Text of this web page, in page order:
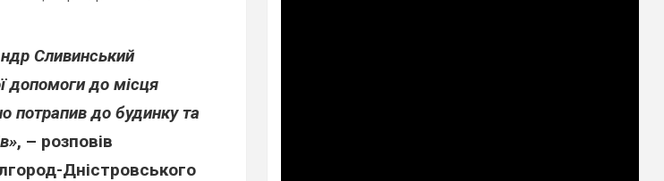
Сливинський
допомоги до місця
потрапив до будинку та
, – розповів
Дністровського